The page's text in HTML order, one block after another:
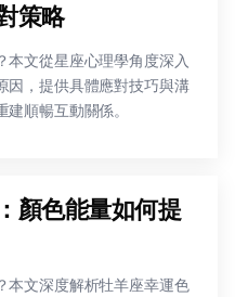
策略
本文從星座心理學角度深入
因，提供具體應對技巧與溝
順暢互動關係。
顏色能量如何提
本文深度解析牡羊座幸運色